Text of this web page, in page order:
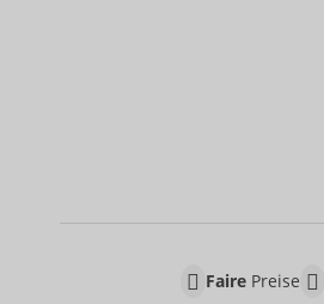
FairePreise